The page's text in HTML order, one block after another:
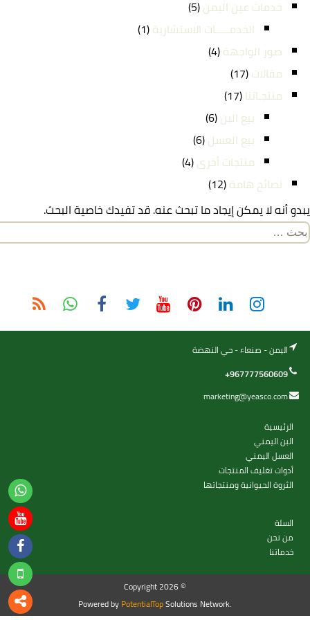
خدمات عين اليمن(5)
الخدمـــــات الاستشارية(1)
صور الواجهة(4)
مقالات(17)
منتجـاتنا (17)
بيع البن(6)
بيع العسل(6)
منتجات أخرى(4)
نصائح هامة(12)
يبدو أنه لا يمكن إيجاد ما تبحث عنه. قد تفيدك خاصية البحث.
البحث
اليمن - صنعاء - حي النهضة
+967777560609
marketing@yeasco.com
الرئيسية
البن اليمني
العسل اليمني
أدوات تغليف المنتجات
الثروة الحيوانية ومنتجاتها
السلة
من نحن
خدماتنا
Copyright 2026 ©
Powered byPotentialTopSolutions Network.